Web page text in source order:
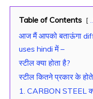
December
fitterkipurijankari
Table of Contents
आज मैं आपको बताऊंगा
uses hindi में –
स्टील क्या होता है?
स्टील कितने प्रकार के
1. CARBON STEEL